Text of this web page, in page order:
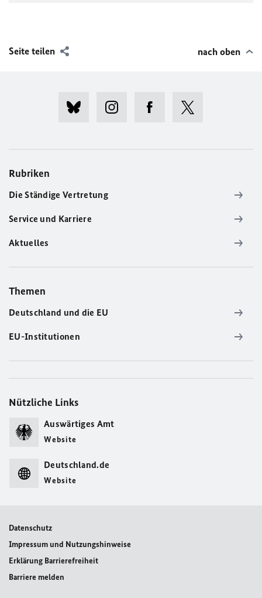
Seite teilen nach oben
Rubriken
Die Ständige Vertretung
Service und Karriere
Aktuelles
Themen
Deutschland und die EU
EU-Institutionen
Nützliche Links
Auswärtiges Amt
Website
Deutschland.de
Website
Datenschutz
Impressum und Nutzungshinweise
Erklärung Barrierefreiheit
Barriere melden